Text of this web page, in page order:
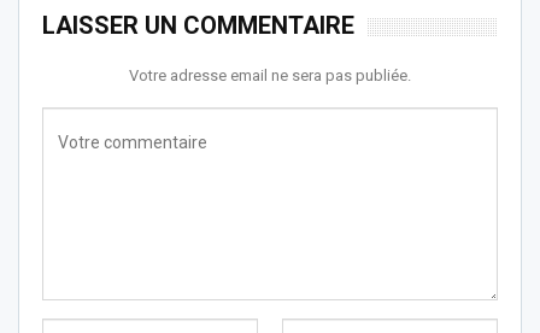
LAISSER UN COMMENTAIRE
Votre adresse email ne sera pas publiée.